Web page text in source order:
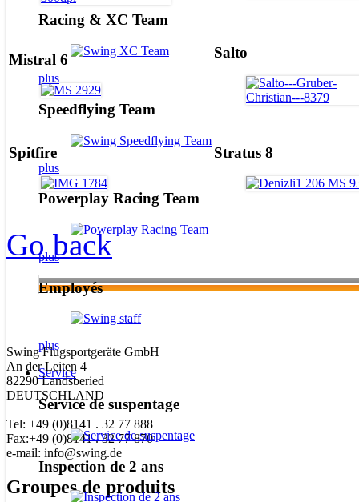
Racing & XC Team
plus
Speedflying Team
plus
Powerplay Racing Team
plus
Employés
plus
Service
Service de suspentage
Inspection de 2 ans
Mistral 6 Salto
Spitfire Stratus 8
Go back
Swing Flugsportgeräte GmbH
An der Leiten 4
82290 Landsberied
DEUTSCHLAND
Tel: +49 (0)8141 . 32 77 888
Fax:+49 (0)8141 . 32 77 870
e-mail: info@swing.de
Groupes de produits